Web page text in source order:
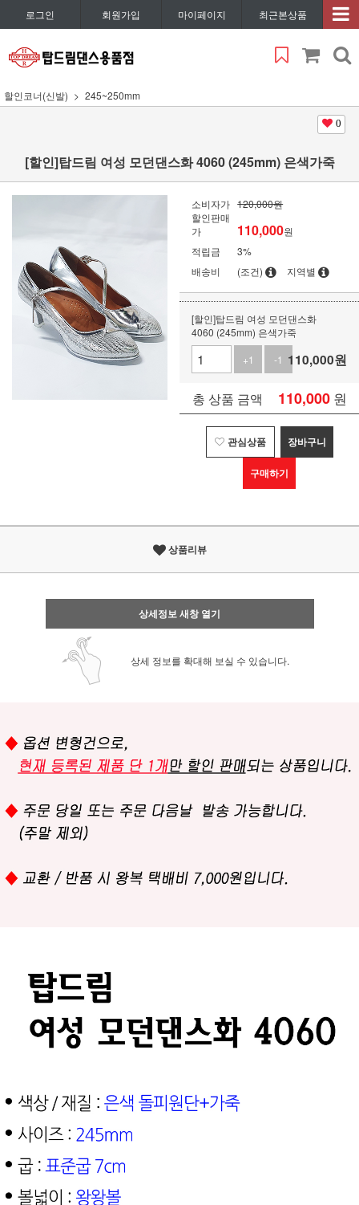
로그인 회원가입 마이페이지 최근본상품
할인코너(신발) 245~250mm
0
[할인]탑드림 여성 모던댄스화 4060 (245mm) 은색가죽
소비자가 120,000원
할인판매
가
110,000원
적립금
3%
배송비
(조건) 지역별
[할인]탑드림 여성 모던댄스화
4060 (245mm) 은색가죽
+1
-1 110,000원
총 상품 금액 110,000 원
관심상품 장바구니
구매하기
상품리뷰
상세정보 새창 열기
상세 정보를 확대해 보실 수 있습니다.